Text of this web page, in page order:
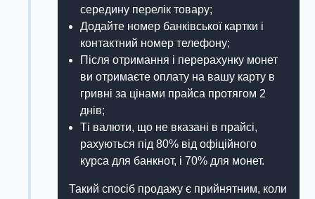
середину перелік товару;
Додайте номер банківської картки і
контактний номер телефону;
Після отримання і перерахунку монет
ви отримаєте оплату на вашу карту в
гривні за цінами прайса протягом 2
днів;
Ті валюти, що не вказані в прайсі,
рахуються під 80% від офіційного
курса для банкнот, і 70% для монет.
Такий спосіб продажу є прийнятним, коли